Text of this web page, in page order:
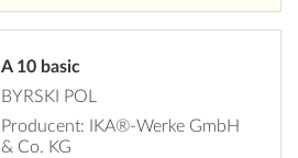
A 10 basic
BYRSKI POL
Producent: IKA®-Werke GmbH
& Co. KG